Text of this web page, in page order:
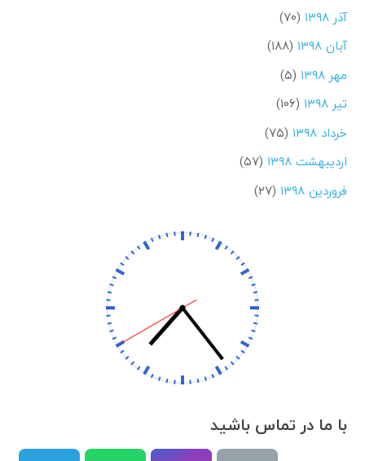
آذر ۱۳۹۸
(۷۰)
آبان ۱۳۹۸
(۱۸۸)
مهر ۱۳۹۸
(۵)
تیر ۱۳۹۸
(۱۰۶)
خرداد ۱۳۹۸
(۷۵)
اردیبهشت ۱۳۹۸
(۵۷)
فروردین ۱۳۹۸
(۲۷)
با ما در تماس باشید